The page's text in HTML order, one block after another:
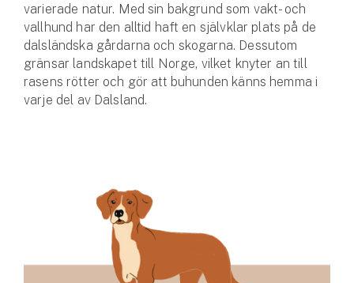
varierade natur. Med sin bakgrund som vakt- och
vallhund har den alltid haft en självklar plats på de
dalsländska gårdarna och skogarna. Dessutom
gränsar landskapet till Norge, vilket knyter an till
rasens rötter och gör att buhunden känns hemma i
varje del av Dalsland.